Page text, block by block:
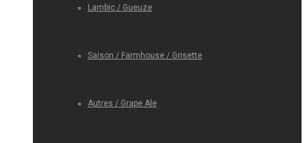
Lambic / Gueuze
Saison / Farmhouse / Grisette
Autres / Grape Ale